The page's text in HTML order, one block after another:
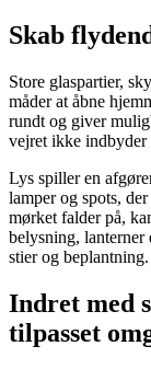
Skab
Store glaspartier,
måder at åbne
rundt og giver
vejret ikke indbyder
Lys spiller en
lamper og spots,
mørket falder på,
belysning,
stier og beplantning.
Indret med
tilpasset